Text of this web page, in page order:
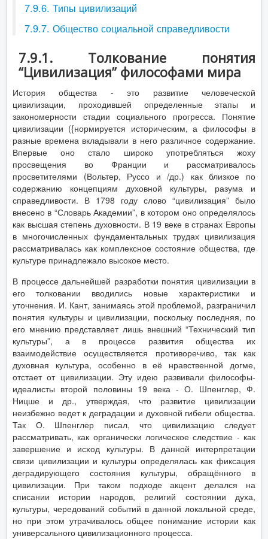
7.9.6. Типы цивилизаций
7.9.7. Общество социальной справедливости
7.9.1. Толкование понятия
“Цивилизация” философами мира
История общества - это развитие человеческой
цивилизации, проходившей определенные этапы и
закономерности стадии социального прогресса. Понятие
цивилизации ({нормируется историческим, а философы в
разные времена вкладывали в него различное содержание.
Впервые оно стало широко употребляться жоху
просвещения во Франции и рассматривалось
просветителями (Вольтер, Руссо и /др.) как близкое по
содержанию концепциям духовной культуры, разума и
справедливости. В 1798 году слово “цивилизация” было
внесено в “Словарь Академии”, в котором оно определялось
как высшая степень духовности. В 19 веке в странах Европы
в многочисленных фундаментальных трудах цивилизация
рассматривалась как комплексное состояние общества, где
культуре принадлежало высокое место.
В процессе дальнейшей разработки понятия цивилизации в
его толковании вводились новые характеристики и
уточнения. И. Кант, занимаясь этой проблемой, разграничил
понятия культуры и цивилизации, поскольку последняя, по
его мнению представляет лишь внешний “Технический тип
культуры”, а в процессе развития общества их
взаимодействие осуществляется противоречиво, так как
духовная культура, особенно в её нравственной догме,
отстает от цивилизации. Эту идею развивали философы-
идеалисты второй половины 19 века - О. Шпенглер, Ф.
Ницше и др., утверждая, что развитие цивилизации
неизбежно ведет к деградации и духовной гибели общества.
Так О. Шпенглер писал, что цивилизацию следует
рассматривать, как органически логическое следствие - как
завершение и исход культуры. В данной интерпретации
связи цивилизации и культуры определялась как фиксация
деградирующего состояния культуры, обращённого в
цивилизации. При таком подходе акцент делался на
списании истории народов, религий состоянии духа,
культуры, чередований событий в данной локальной среде,
но при этом утрачивалось общее понимание истории как
универсального цивилизационного процесса.